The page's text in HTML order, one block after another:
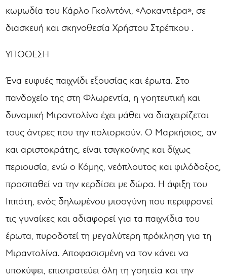
κωμωδία του Κάρλο Γκολντόνι, «Λοκαντιέρα», σε
διασκευή και σκηνοθεσία Χρήστου Στρέπκου .
ΥΠΟΘΕΣΗ
Ένα ευφυές παιχνίδι εξουσίας και έρωτα. Στο
πανδοχείο της στη Φλωρεντία, η γοητευτική και
δυναμική Μιραντολίνα έχει μάθει να διαχειρίζεται
τους άντρες που την πολιορκούν. Ο Μαρκήσιος, αν
και αριστοκράτης, είναι τσιγκούνης και δίχως
περιουσία, ενώ ο Κόμης, νεόπλουτος και φιλόδοξος,
προσπαθεί να την κερδίσει με δώρα. Η άφιξη του
Ιππότη, ενός δηλωμένου μισογύνη που περιφρονεί
τις γυναίκες και αδιαφορεί για τα παιχνίδια του
έρωτα, πυροδοτεί τη μεγαλύτερη πρόκληση για τη
Μιραντολίνα. Αποφασισμένη να τον κάνει να
υποκύψει, επιστρατεύει όλη τη γοητεία και την